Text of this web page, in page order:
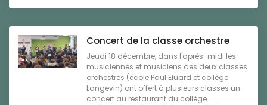
Concert de la classe orchestre
Jeudi 18 décembre, dans l'après-midi les
musiciennes et musiciens des deux classes
orchestres (école Paul Eluard et collège
Langevin) ont offert à plusieurs classes un
concert au restaurant du collège. ...